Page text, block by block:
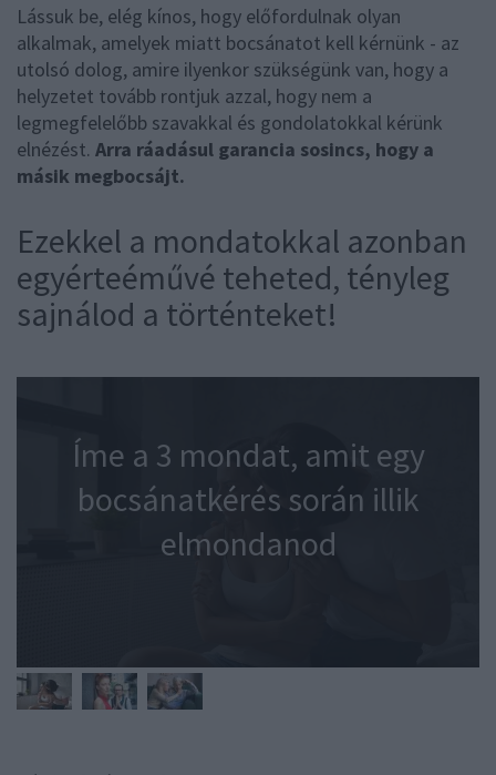
Lássuk be, elég kínos, hogy előfordulnak olyan
alkalmak, amelyek miatt bocsánatot kell kérnünk - az
utolsó dolog, amire ilyenkor szükségünk van, hogy a
helyzetet tovább rontjuk azzal, hogy nem a
legmegfelelőbb szavakkal és gondolatokkal kérünk
elnézést. Arra ráadásul garancia sosincs, hogy a
másik megbocsájt.
Ezekkel a mondatokkal azonban
egyérteéművé teheted, tényleg
sajnálod a történteket!
Íme a 3 mondat, amit egy
bocsánatkérés során illik
elmondanod